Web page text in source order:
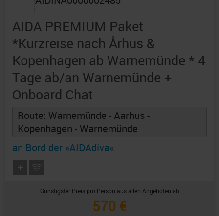
AIDA PREMIUM Paket
*Kurzreise nach Århus &
Kopenhagen ab Warnemünde * 4
Tage ab/an Warnemünde +
Onboard Chat
Route: Warnemünde - Aarhus -
Kopenhagen - Warnemünde
an Bord der »AIDAdiva«
Günstigster Preis pro Person aus allen Angeboten ab
570 €